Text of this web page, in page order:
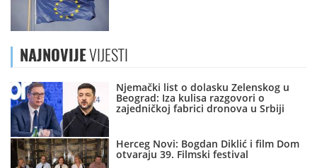
NAJNOVIJEVIJESTI
Njemački list o dolasku Zelenskog u
Beograd: Iza kulisa razgovori o
zajedničkoj fabrici dronova u Srbiji
Herceg Novi: Bogdan Diklić i film Dom
otvaraju 39. Filmski festival